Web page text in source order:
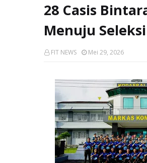
28 Casis
Menuju
FIT NEWS Mei 29, 2026